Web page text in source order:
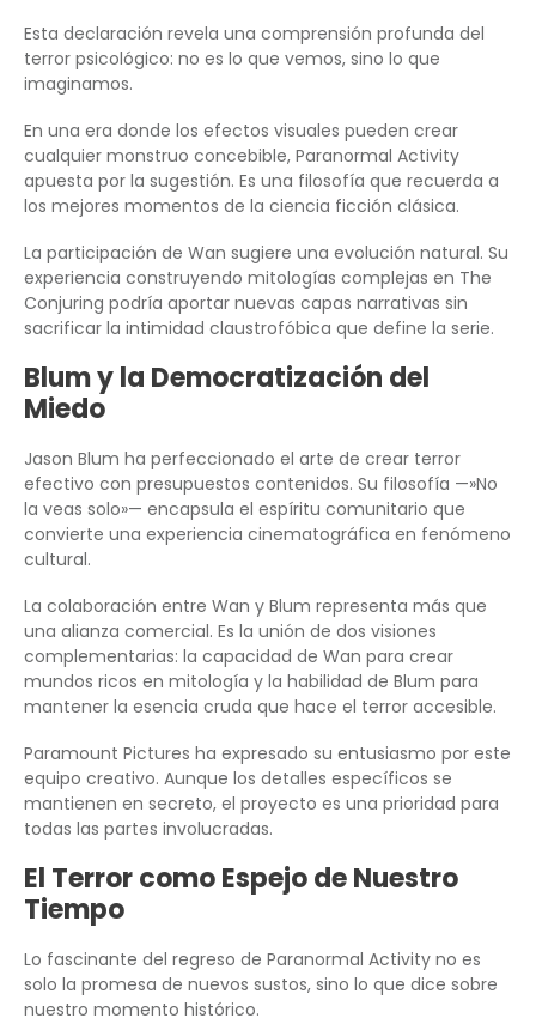
Esta declaración revela una comprensión profunda del
terror psicológico: no es lo que vemos, sino lo que
imaginamos.
En una era donde los efectos visuales pueden crear
cualquier monstruo concebible, Paranormal Activity
apuesta por la sugestión. Es una filosofía que recuerda a
los mejores momentos de la ciencia ficción clásica.
La participación de Wan sugiere una evolución natural. Su
experiencia construyendo mitologías complejas en The
Conjuring podría aportar nuevas capas narrativas sin
sacrificar la intimidad claustrofóbica que define la serie.
Blum y la Democratización del
Miedo
Jason Blum ha perfeccionado el arte de crear terror
efectivo con presupuestos contenidos. Su filosofía —»No
la veas solo»— encapsula el espíritu comunitario que
convierte una experiencia cinematográfica en fenómeno
cultural.
La colaboración entre Wan y Blum representa más que
una alianza comercial. Es la unión de dos visiones
complementarias: la capacidad de Wan para crear
mundos ricos en mitología y la habilidad de Blum para
mantener la esencia cruda que hace el terror accesible.
Paramount Pictures ha expresado su entusiasmo por este
equipo creativo. Aunque los detalles específicos se
mantienen en secreto, el proyecto es una prioridad para
todas las partes involucradas.
El Terror como Espejo de Nuestro
Tiempo
Lo fascinante del regreso de Paranormal Activity no es
solo la promesa de nuevos sustos, sino lo que dice sobre
nuestro momento histórico.